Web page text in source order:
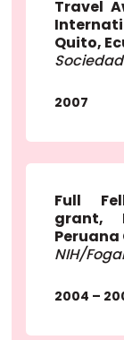
Travel
Quito,
2007
Full
grant,
Peruana
NIH/
2004 –